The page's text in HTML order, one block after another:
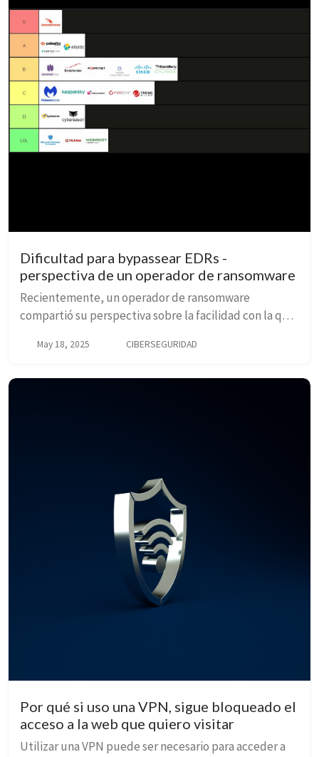
Dificultad para bypassear EDRs -
perspectiva de un operador de ransomware
Recientemente, un operador de ransomware
compartió su perspectiva sobre la facilidad con la que
Detection and Response).
May 18, 2025 CIBERSEGURIDAD
Por qué si uso una VPN, sigue bloqueado el
acceso a la web que quiero visitar
Utilizar una VPN puede ser necesario para acceder a